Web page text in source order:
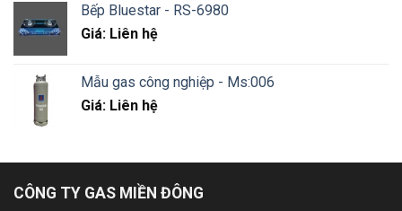
Bếp Bluestar - RS-6980
Giá: Liên hệ
Mẫu gas công nghiệp - Ms:006
Giá: Liên hệ
CÔNG TY GAS MIỀN ĐÔNG